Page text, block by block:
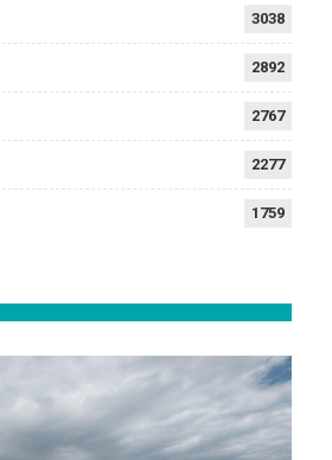
3038
2892
2767
2277
1759